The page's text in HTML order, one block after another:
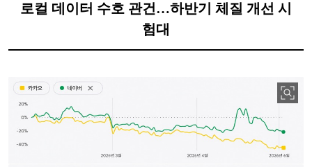
로컬 데이터 수호 관건…하반기 체질 개선 시
험대